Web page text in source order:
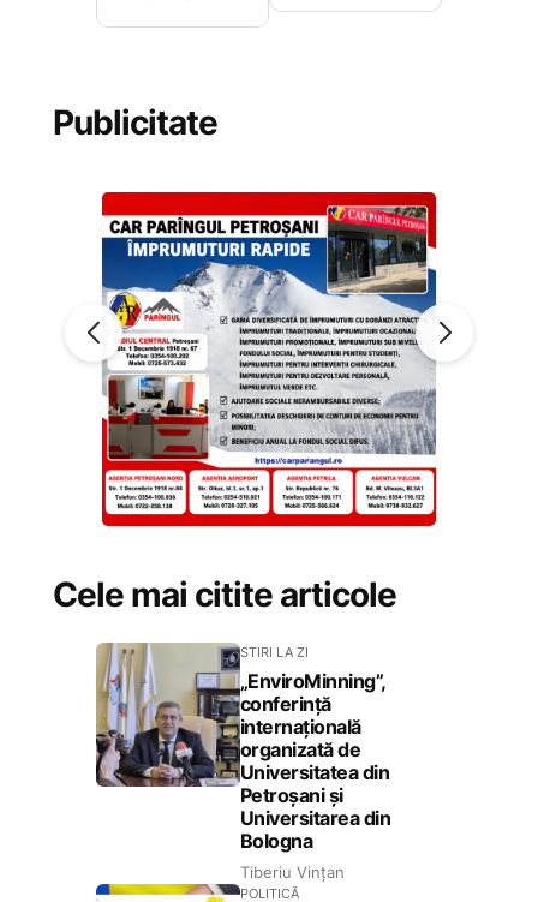
Publicitate
Cele mai citite articole
STIRI LA ZI
„EnviroMinning”,
conferință
internațională
organizată de
Universitatea din
Petroșani și
Universitarea din
Bologna
Tiberiu Vințan
POLITICĂ